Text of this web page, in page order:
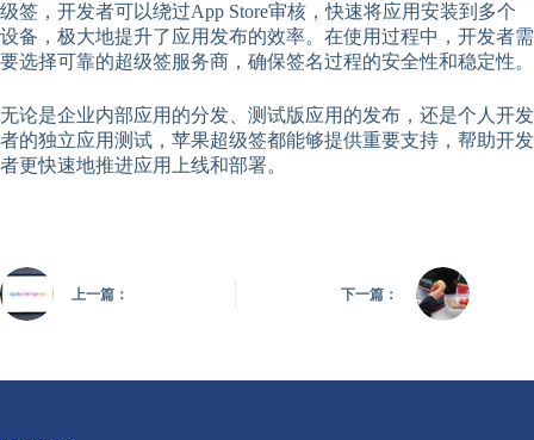
级签，开发者可以绕过App Store审核，快速将应用安装到多个
设备，极大地提升了应用发布的效率。在使用过程中，开发者需
要选择可靠的超级签服务商，确保签名过程的安全性和稳定性。
无论是企业内部应用的分发、测试版应用的发布，还是个人开发
者的独立应用测试，苹果超级签都能够提供重要支持，帮助开发
者更快速地推进应用上线和部署。
上一篇： 下一篇：